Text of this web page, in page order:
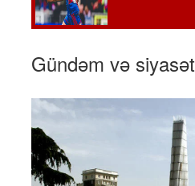
Gündəm və siyasət